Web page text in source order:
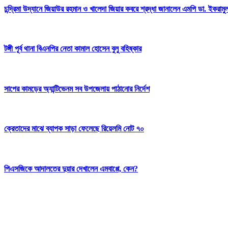
চন্দ্রিমা উদ্যানে জিয়াউর রহমান ও খালেদা জিয়ার কবরে শ্রদ্ধা জানালেন এমপি ডা. ইকরামুল
টঙ্গী পূর্ব থানা বিএনপির নেতা কামাল হোসেন বুলু বহিষ্কার
সাপের কামড়ের অ্যান্টিভেনম সব উপজেলায় পাঠানোর নির্দেশ
ক্রেতাদের মাঝে ব্যাপক সাড়া ফেলেছে রিয়েলমি নোট ৭০
পিএসজিকে আদালতের দুয়ার দেখালেন এমবাপ্পে, কেন?